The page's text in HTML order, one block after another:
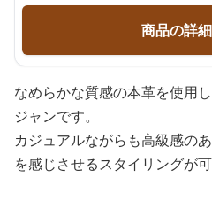
商品の詳
なめらかな質感の本革を使用
ジャンです。
カジュアルながらも高級感の
を感じさせるスタイリングが可